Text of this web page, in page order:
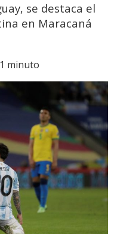
se destaca el
en Maracaná
minuto